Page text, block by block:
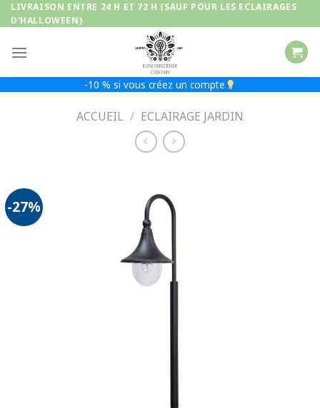
Passer
au
LIVRAISON ENTRE 24 H ET 72 H (SAUF POUR LES ECLAIRAGES
D'HALLOWEEN)
-10 % si vous créez un compte
ACCUEIL / ECLAIRAGE JARDIN
-27%